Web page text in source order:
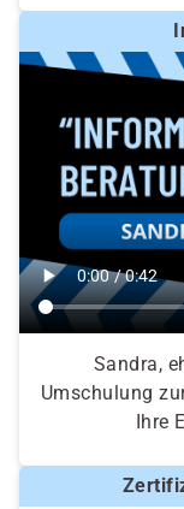
Sandra,
Umschulung
Ihre